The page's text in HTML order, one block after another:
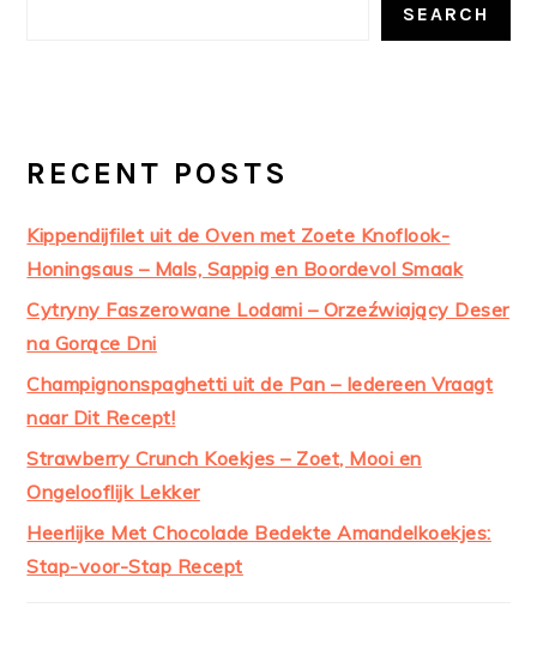
SEARCH
RECENT POSTS
Kippendijfilet uit de Oven met Zoete Knoflook-
Honingsaus – Mals, Sappig en Boordevol Smaak
Cytryny Faszerowane Lodami – Orzeźwiający Deser
na Gorące Dni
Champignonspaghetti uit de Pan – Iedereen Vraagt
naar Dit Recept!
Strawberry Crunch Koekjes – Zoet, Mooi en
Ongelooflijk Lekker
Heerlijke Met Chocolade Bedekte Amandelkoekjes:
Stap-voor-Stap Recept